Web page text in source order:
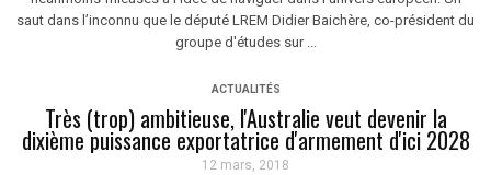
saut dans l’inconnu que le député LREM Didier Baichère, co-président du
groupe d'études sur ...
ACTUALITÉS
Très (trop) ambitieuse, l'Australie veut devenir la
dixième puissance exportatrice d'armement d'ici 2028
12 mars, 2018